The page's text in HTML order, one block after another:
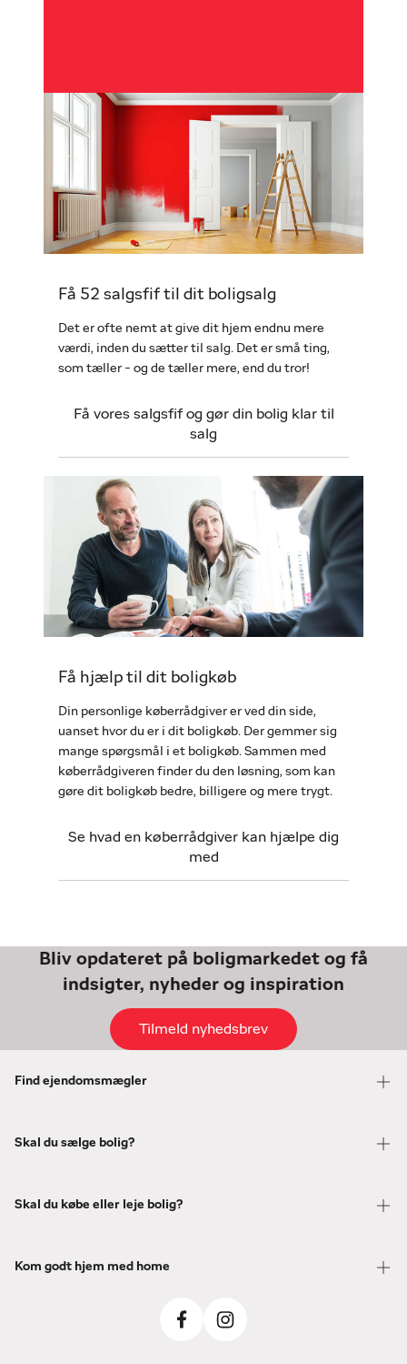
Få 52 salgsfif til dit boligsalg
Det er ofte nemt at give dit hjem endnu mere
værdi, inden du sætter til salg. Det er små ting,
som tæller - og de tæller mere, end du tror!
Få vores salgsfif og gør din bolig klar til
salg
Få hjælp til dit boligkøb
Din personlige køberrådgiver er ved din side,
uanset hvor du er i dit boligkøb. Der gemmer sig
mange spørgsmål i et boligkøb. Sammen med
køberrådgiveren finder du den løsning, som kan
gøre dit boligkøb bedre, billigere og mere trygt.
Se hvad en køberrådgiver kan hjælpe dig
med
Bliv opdateret på boligmarkedet og få
indsigter, nyheder og inspiration
Tilmeld nyhedsbrev
Find ejendomsmægler
Skal du sælge bolig?
Skal du købe eller leje bolig?
Kom godt hjem med home